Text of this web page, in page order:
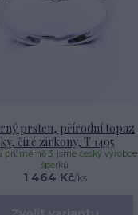
prsten, přírodní topaz
čiré zirkony, T 1495
1 464 Kč/ks
průměrně 3, jsme český výrobce
šperků